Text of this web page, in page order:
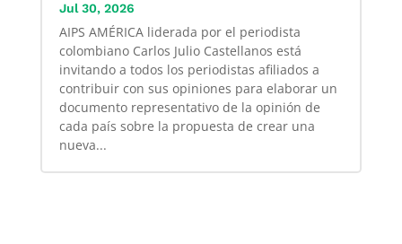
Jul 30, 2026
AIPS AMÉRICA liderada por el periodista
colombiano Carlos Julio Castellanos está
invitando a todos los periodistas afiliados a
contribuir con sus opiniones para elaborar un
documento representativo de la opinión de
cada país sobre la propuesta de crear una
nueva...